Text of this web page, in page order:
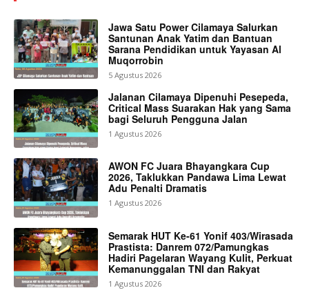
Jawa Satu Power Cilamaya Salurkan
Santunan Anak Yatim dan Bantuan
Sarana Pendidikan untuk Yayasan Al
Muqorrobin
5 Agustus 2026
Jalanan Cilamaya Dipenuhi Pesepeda,
Critical Mass Suarakan Hak yang Sama
bagi Seluruh Pengguna Jalan
1 Agustus 2026
AWON FC Juara Bhayangkara Cup
2026, Taklukkan Pandawa Lima Lewat
Adu Penalti Dramatis
1 Agustus 2026
Semarak HUT Ke-61 Yonif 403/Wirasada
Prastista: Danrem 072/Pamungkas
Hadiri Pagelaran Wayang Kulit, Perkuat
Kemanunggalan TNI dan Rakyat
1 Agustus 2026